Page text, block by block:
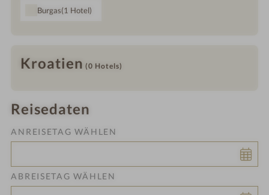
Burgas(1 Hotel)
Kroatien (0 Hotels)
Reisedaten
ANREISETAG WÄHLEN
ABREISETAG WÄHLEN